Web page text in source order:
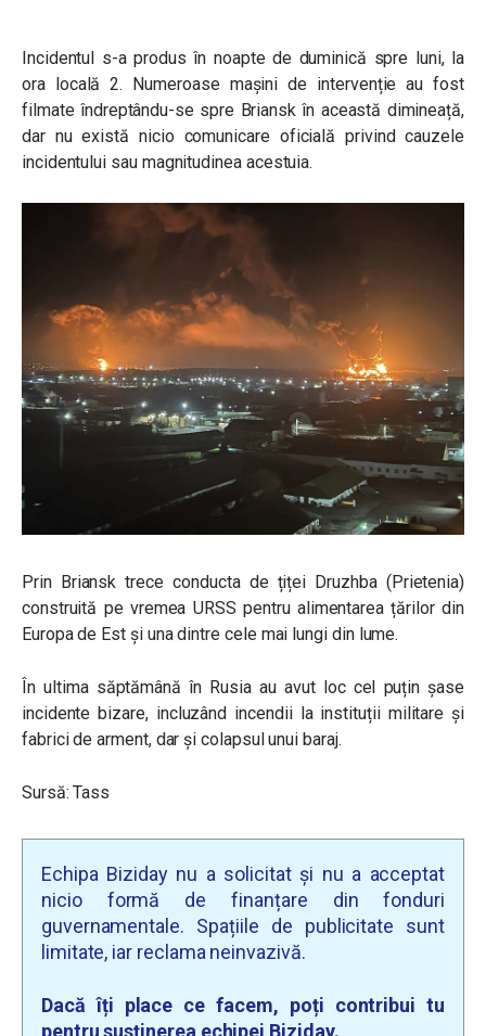
Incidentul s-a produs în noapte de duminică spre luni, la
ora locală 2. Numeroase mașini de intervenție au fost
filmate îndreptându-se spre Briansk în această dimineață,
dar nu există nicio comunicare oficială privind cauzele
incidentului sau magnitudinea acestuia.
Prin Briansk trece conducta de țiței Druzhba (Prietenia)
construită pe vremea URSS pentru alimentarea țărilor din
Europa de Est și una dintre cele mai lungi din lume.
În ultima săptămână în Rusia au avut loc cel puțin șase
incidente bizare, incluzând incendii la instituții militare și
fabrici de arment, dar și colapsul unui baraj.
Sursă: Tass
Echipa Biziday nu a solicitat și nu a acceptat
nicio formă de finanțare din fonduri
guvernamentale. Spațiile de publicitate sunt
limitate, iar reclama neinvazivă.
Dacă îți place ce facem, poți contribui tu